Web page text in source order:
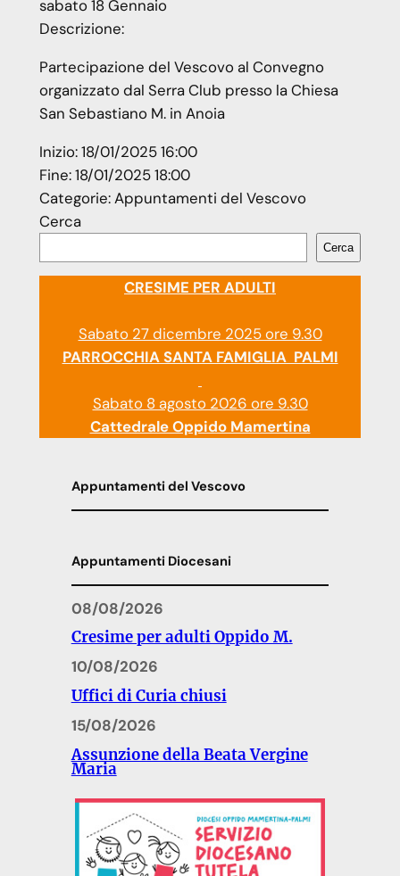
sabato18Gennaio
Descrizione:
Partecipazione del Vescovo al Convegno
organizzato dal Serra Club presso la Chiesa
San Sebastiano M. in Anoia
Inizio:18/01/2025 16:00
Fine:18/01/2025 18:00
Categorie:Appuntamenti del Vescovo
Cerca
Cerca
CRESIME PER ADULTI
Sabato 27 dicembre 2025 ore 9.30
PARROCCHIA SANTA FAMIGLIA PALMI
Sabato 8 agosto 2026 ore 9.30
Cattedrale Oppido Mamertina
Appuntamenti del Vescovo
Appuntamenti Diocesani
08/08/2026
Cresime per adulti Oppido M.
10/08/2026
Uffici di Curia chiusi
15/08/2026
Assunzione della Beata Vergine
Maria